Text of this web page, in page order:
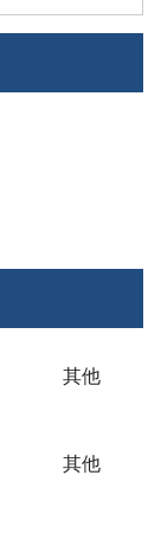
其他
其他